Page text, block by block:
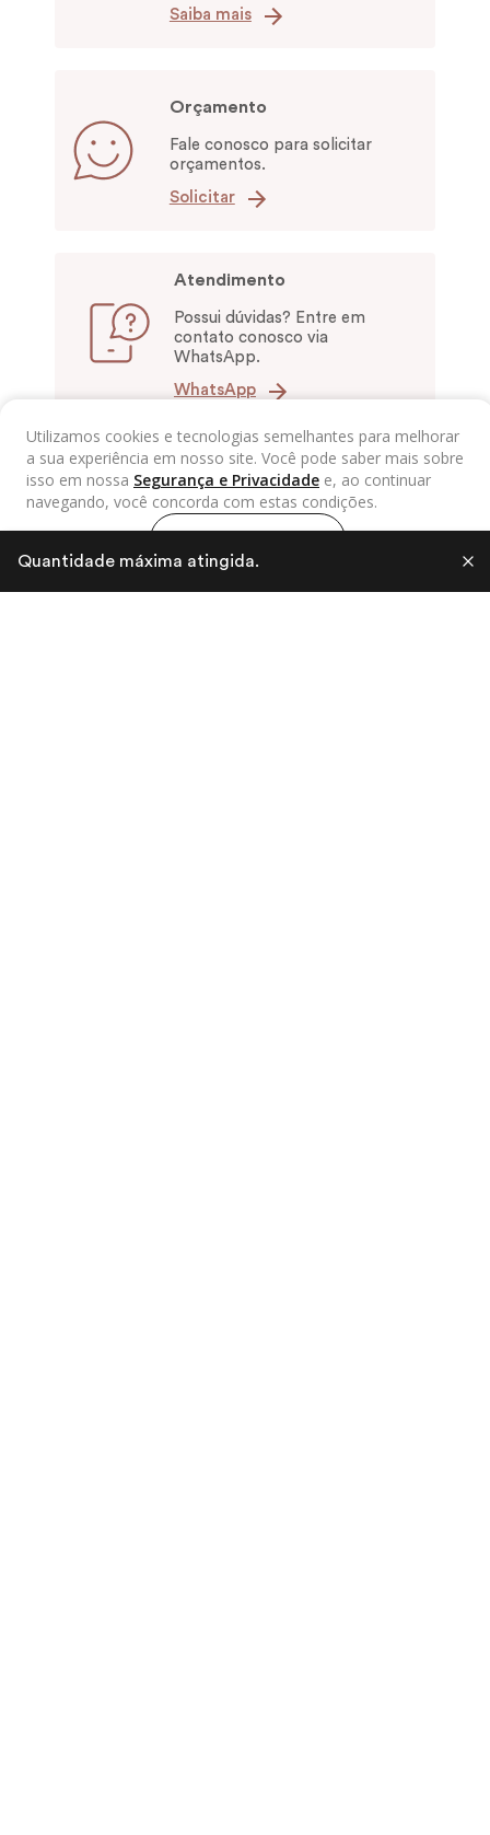
Utilizamos cookies e tecnologias semelhantes para melhorar
a sua experiência em nosso site. Você pode saber mais sobre
isso em nossa Segurança e Privacidade e, ao continuar
navegando, você concorda com estas condições.
Saiba mais
Orçamento
Fale conosco para solicitar
orçamentos.
Solicitar
Atendimento
Possui dúvidas? Entre em
contato conosco via
WhatsApp.
WhatsApp
A Leather Labs é a marca do couro do Brasil. Através da
versatilidade e propriedades únicas do couro, nós
disseminamos conhecimento e fomentamos a transformação
social para incentivar a geração de renda, o reaproveitamento
de resíduos e a economia circular.
Quantidade máxima atingida.